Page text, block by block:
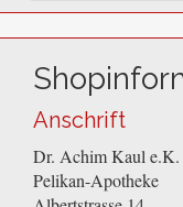
Anschrift
Dr. Achim Kaul e.K.
Pelikan-Apotheke